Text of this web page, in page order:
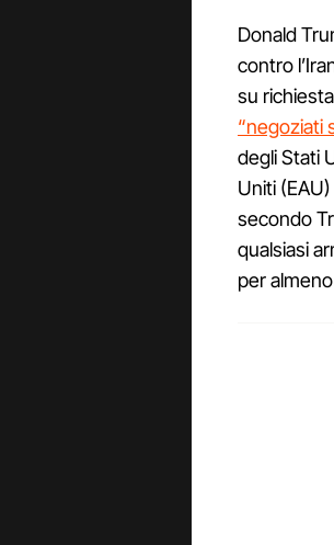
Donald
contro
su
“negoziati
degli Stati
Uniti
secondo
qualsiasi
per